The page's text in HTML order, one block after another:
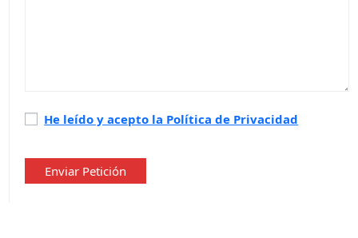
Política
privacidad*
He leído y acepto la Política de Privacidad
Enviar Petición